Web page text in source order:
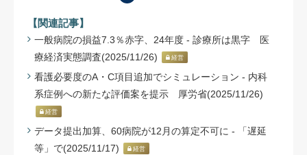
【関連記事】
一般病院の損益7.3％赤字、24年度 - 診療所は黒字 医
療経済実態調査(2025/11/26)
経営
看護必要度のA・C項目追加でシミュレーション - 内科
系症例への新たな評価案を提示 厚労省(2025/11/26)
経営
データ提出加算、60病院が12月の算定不可に - 「遅延
等」で(2025/11/17)
経営